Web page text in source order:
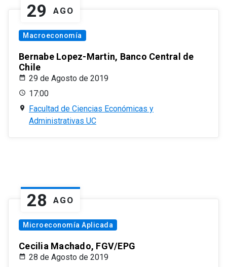
29 AGO
Macroeconomía
Bernabe Lopez-Martin, Banco Central de
Chile
29 de Agosto de 2019
17:00
Facultad de Ciencias Económicas y
Administrativas UC
28 AGO
Microeconomía Aplicada
Cecilia Machado, FGV/EPG
28 de Agosto de 2019